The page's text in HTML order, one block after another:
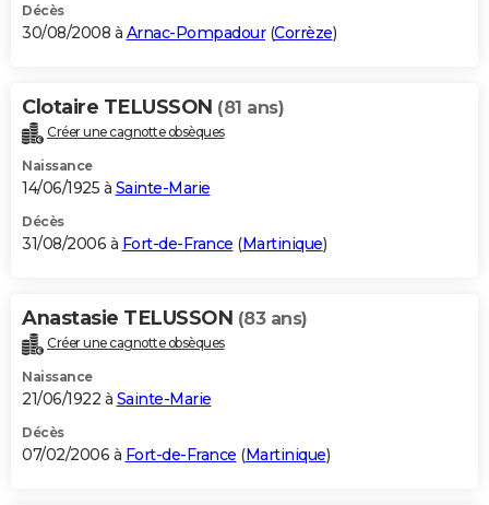
Décès
30/08/2008 à Arnac-Pompadour(Corrèze)
Clotaire TELUSSON (81 ans)
Créer une cagnotte obsèques
Naissance
14/06/1925 à Sainte-Marie
Décès
31/08/2006 à Fort-de-France (Martinique)
Anastasie TELUSSON (83 ans)
Créer une cagnotte obsèques
Naissance
21/06/1922 à Sainte-Marie
Décès
07/02/2006 à Fort-de-France (Martinique)